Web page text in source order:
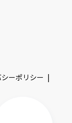
ーポリシー